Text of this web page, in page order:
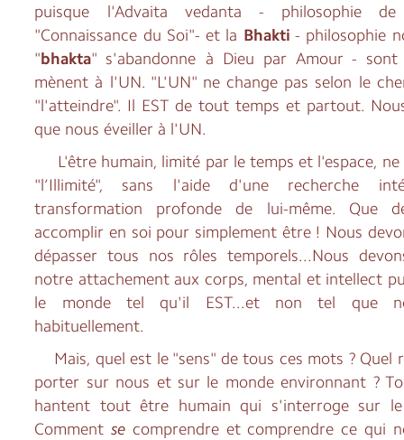
puisque l'Advaita vedanta - philosophie
"Connaissance du Soi"- et la Bhakti - philosophie
"bhakta" s'abandonne à Dieu par Amour - sont
mènent à l'UN. "L'UN" ne change pas selon le
"l'atteindre". Il EST de tout temps et partout.
que nous éveiller à l'UN.
L'être humain, limité par le temps et l'espace, ne
"l’Illimité", sans l'aide d'une recherche
transformation profonde de lui-même. Que
accomplir en soi pour simplement être ! Nous
dépasser tous nos rôles temporels...Nous
notre attachement aux corps, mental et intellect
le monde tel qu'il EST...et non tel que
habituellement.
Mais, quel est le "sens" de tous ces mots ? Quel
porter sur nous et sur le monde environnant ?
hantent tout être humain qui s'interroge sur
Comment secomprendre et comprendre ce qui